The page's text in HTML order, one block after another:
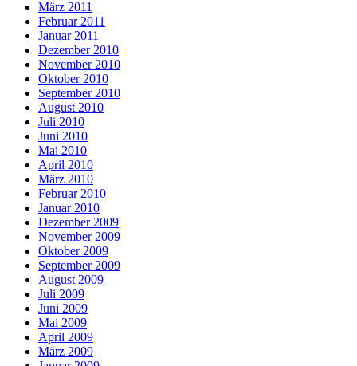
März 2011
Februar 2011
Januar 2011
Dezember 2010
November 2010
Oktober 2010
September 2010
August 2010
Juli 2010
Juni 2010
Mai 2010
April 2010
März 2010
Februar 2010
Januar 2010
Dezember 2009
November 2009
Oktober 2009
September 2009
August 2009
Juli 2009
Juni 2009
Mai 2009
April 2009
März 2009